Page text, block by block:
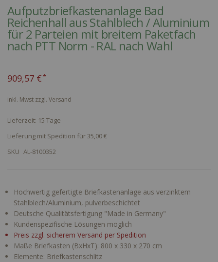
the
beginning
of
the
Aufputzbriefkastenanlage Bad
Reichenhall aus Stahlblech / Aluminium
für 2 Parteien mit breitem Paketfach
nach PTT Norm - RAL nach Wahl
909,57 €
inkl. Mwst zzgl. Versand
Lieferzeit: 15 Tage
Lieferung mit Spedition für 35,00 €
SKU AL-8100352
Hochwertig gefertigte Briefkastenanlage aus verzinktem
Stahlblech/Aluminium, pulverbeschichtet
Deutsche Qualitätsfertigung "Made in Germany"
Kundenspezifische Lösungen möglich
Preis zzgl. sicherem Versand per Spedition
Maße Briefkasten (BxHxT): 800 x 330 x 270 cm
Elemente: Briefkastenschlitz